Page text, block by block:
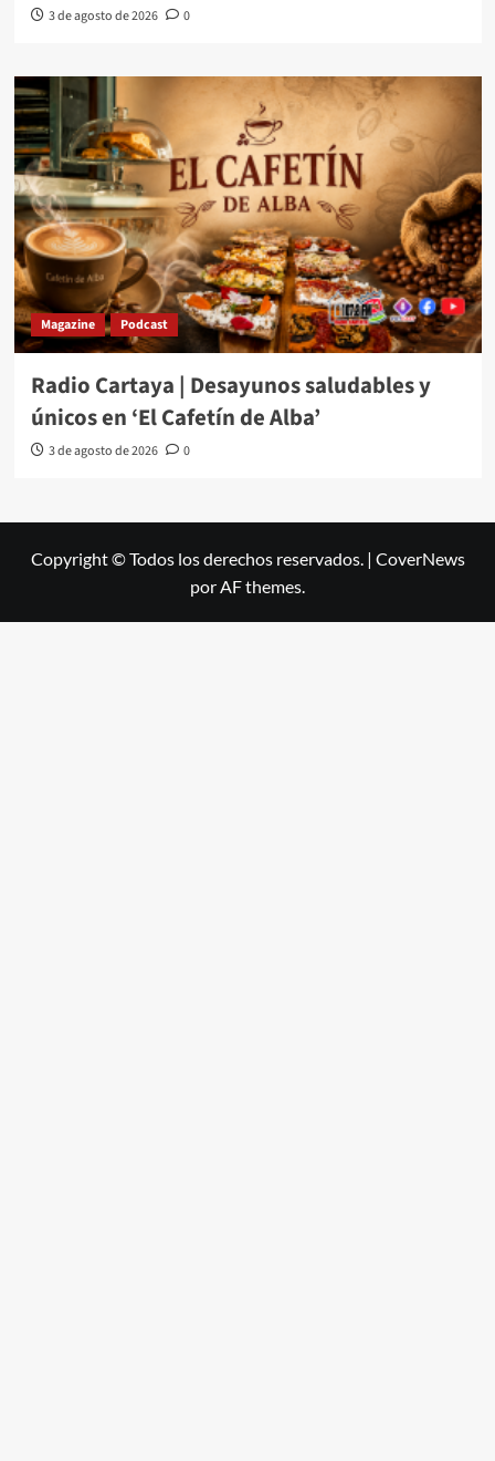
3 de agosto de 2026 0
Magazine Podcast
Radio Cartaya | Desayunos saludables y
únicos en ‘El Cafetín de Alba’
3 de agosto de 2026 0
Copyright © Todos los derechos reservados. | CoverNews
por AF themes.